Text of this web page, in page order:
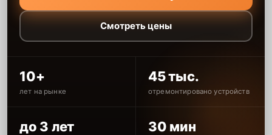
Смотреть цены
10+
лет на рынке
45 тыс.
отремонтировано устройств
до 3 лет 30 мин